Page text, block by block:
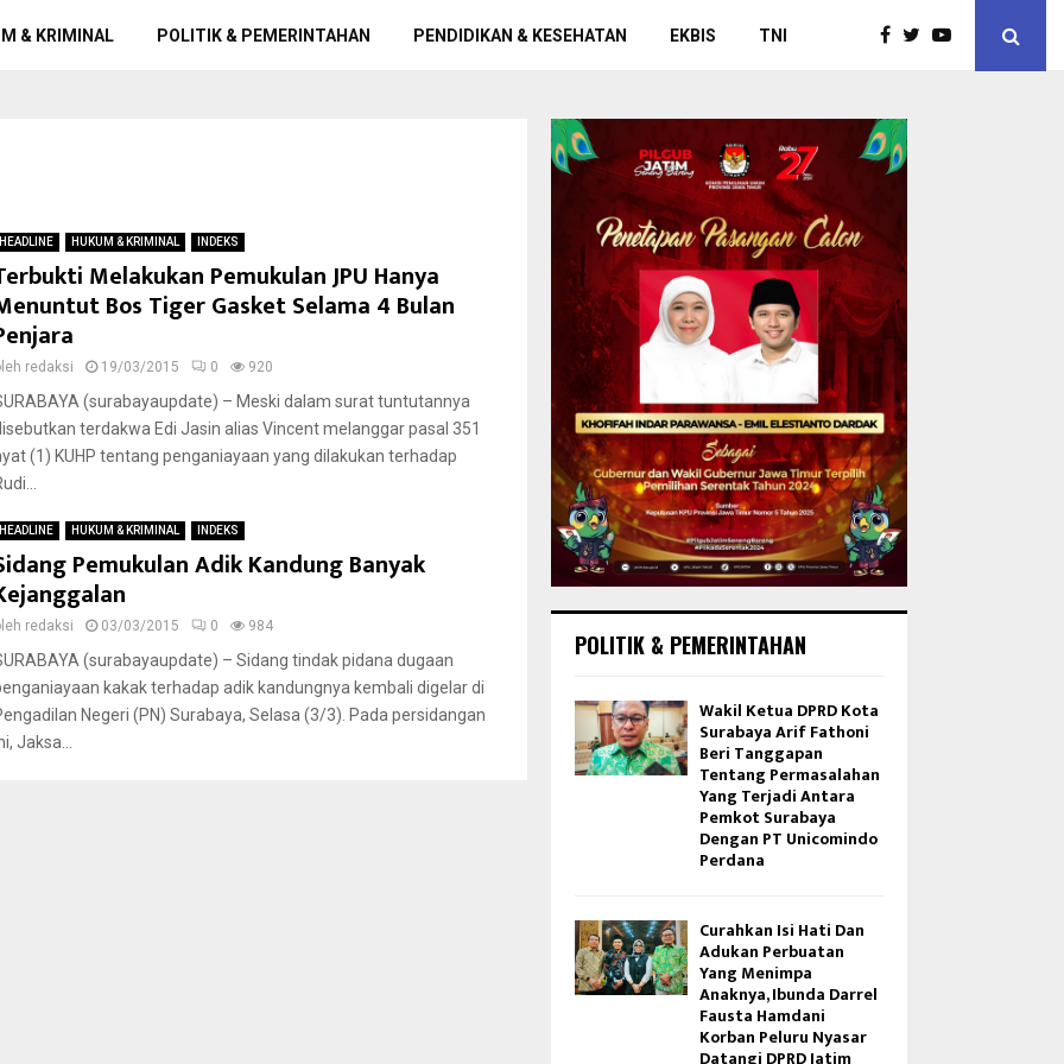
& KRIMINAL POLITIK & PEMERINTAHAN PENDIDIKAN & KESEHATAN EKBIS TNI
HEADLINE HUKUM & KRIMINAL INDEKS
Melakukan Pemukulan JPU Hanya
Bos Tiger Gasket Selama 4 Bulan
redaksi 19/03/2015 0 920
(surabayaupdate) – Meski dalam surat tuntutannya
terdakwa Edi Jasin alias Vincent melanggar pasal 351
(1) KUHP tentang penganiayaan yang dilakukan terhadap
HEADLINE HUKUM & KRIMINAL INDEKS
Pemukulan Adik Kandung Banyak
redaksi 03/03/2015 0 984
(surabayaupdate) – Sidang tindak pidana dugaan
kakak terhadap adik kandungnya kembali digelar di
Negeri (PN) Surabaya, Selasa (3/3). Pada persidangan
Jaksa...
POLITIK & PEMERINTAHAN
Wakil Ketua DPRD Kota
Surabaya Arif Fathoni
Beri Tanggapan
Tentang Permasalahan
Yang Terjadi Antara
Pemkot Surabaya
Dengan PT Unicomindo
Perdana
Curahkan Isi Hati Dan
Adukan Perbuatan
Yang Menimpa
Anaknya, Ibunda Darrel
Fausta Hamdani
Korban Peluru Nyasar
Datangi DPRD Jatim